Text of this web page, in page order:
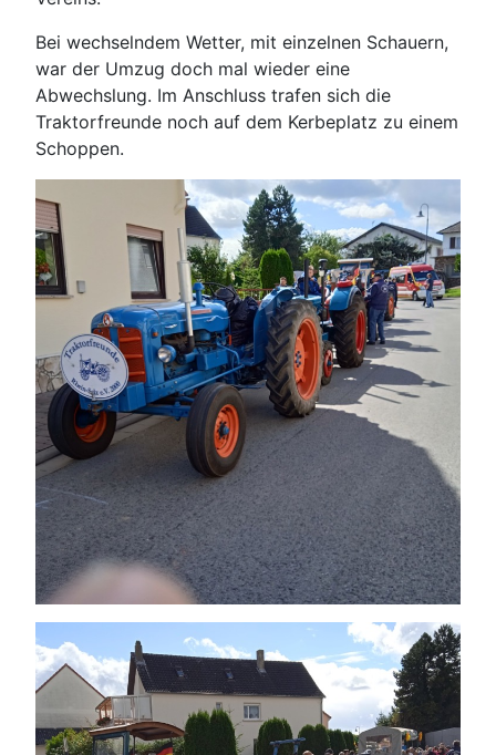
Bei wechselndem Wetter, mit einzelnen Schauern,
war der Umzug doch mal wieder eine
Abwechslung. Im Anschluss trafen sich die
Traktorfreunde noch auf dem Kerbeplatz zu einem
Schoppen.